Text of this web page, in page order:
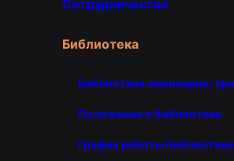
Сотрудничество
Библиотека
Библиотека семинарии:
Положение о библиотеке
График работы библиотеки